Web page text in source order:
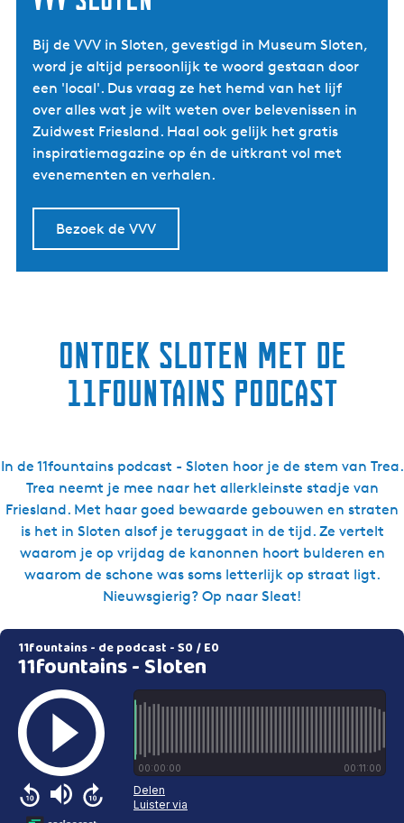
Bij de VVV in Sloten, gevestigd in Museum Sloten,
word je altijd persoonlijk te woord gestaan door
een 'local'. Dus vraag ze het hemd van het lijf
over alles wat je wilt weten over belevenissen in
Zuidwest Friesland. Haal ook gelijk het gratis
inspiratiemagazine op én de uitkrant vol met
evenementen en verhalen.
Bezoek de VVV
Ontdek Sloten met de
11fountains podcast
In de 11fountains podcast - Sloten hoor je de stem van Trea.
Trea neemt je mee naar het allerkleinste stadje van
Friesland. Met haar goed bewaarde gebouwen en straten
is het in Sloten alsof je teruggaat in de tijd. Ze vertelt
waarom je op vrijdag de kanonnen hoort bulderen en
waarom de schone was soms letterlijk op straat ligt.
Nieuwsgierig? Op naar Sleat!